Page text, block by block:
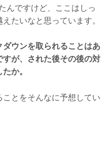
んですけど、ここはしっ
たいなと思っています。
ウンを取られることはあ
が、された後その後の対
か。
とをそんなに予想してい